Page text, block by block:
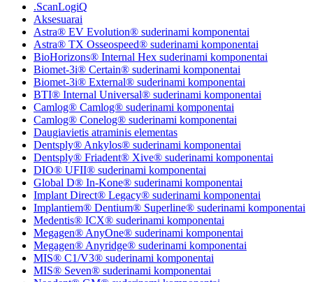
.ScanLogiQ
Aksesuarai
Astra® EV Evolution® suderinami komponentai
Astra® TX Osseospeed® suderinami komponentai
BioHorizons® Internal Hex suderinami komponentai
Biomet-3i® Certain® suderinami komponentai
Biomet-3i® External® suderinami komponentai
BTI® Internal Universal® suderinami komponentai
Camlog® Camlog® suderinami komponentai
Camlog® Conelog® suderinami komponentai
Daugiavietis atraminis elementas
Dentsply® Ankylos® suderinami komponentai
Dentsply® Friadent® Xive® suderinami komponentai
DIO® UFII® suderinami komponentai
Global D® In-Kone® suderinami komponentai
Implant Direct® Legacy® suderinami komponentai
Implantiem® Dentium® Superline® suderinami komponentai
Medentis® ICX® suderinami komponentai
Megagen® AnyOne® suderinami komponentai
Megagen® Anyridge® suderinami komponentai
MIS® C1/V3® suderinami komponentai
MIS® Seven® suderinami komponentai